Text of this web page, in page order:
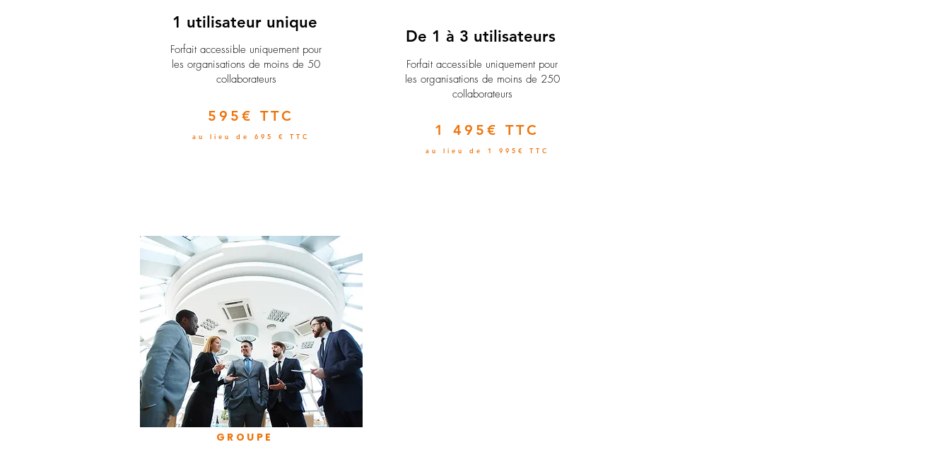
1 utilisateur unique
​Forfait accessible uniquement pour
les organisations de moins de 50
collaborateurs
595€ TTC
au lieu de 695 € TTC
De 1 à 3 utilisateurs
Forfait accessible uniquement pour
les organisations de moins de 250
collaborateurs
1 495€ TTC
au lieu de 1 995€ TTC
GROUPE